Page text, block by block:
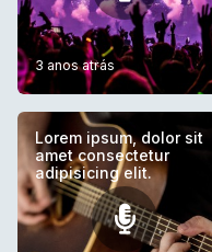
3 anos atrás
Lorem ipsum, dolor sit
amet consectetur
adipisicing elit.